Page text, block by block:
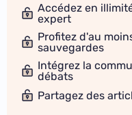
Accédez en
expert
Profitez d'au
sauvegardes
Intégrez la
débats
Partagez des